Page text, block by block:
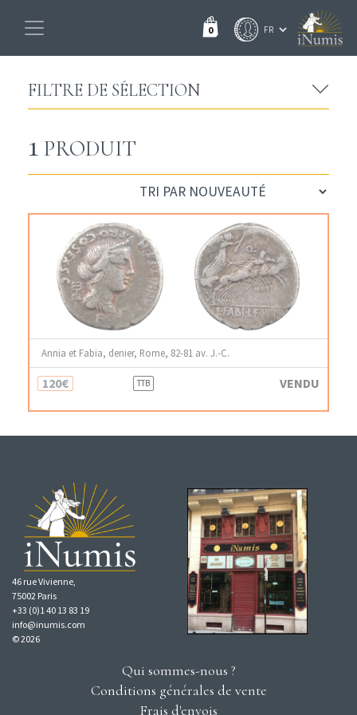
0
FILTRE DE SÉLECTION
1 PRODUIT
Annia et Fabia, denier, Rome, 82-81 av. J.-C.
120€ TTB VENDU
46 rue Vivienne,
75002 Paris
+33 (0)1 40 13 83 19
info@inumis.com
© 2026
Qui sommes-nous ?
Conditions générales de vente
Frais d'envois